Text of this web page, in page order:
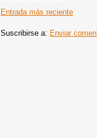
Entrada más reciente
Suscribirse a: Enviar